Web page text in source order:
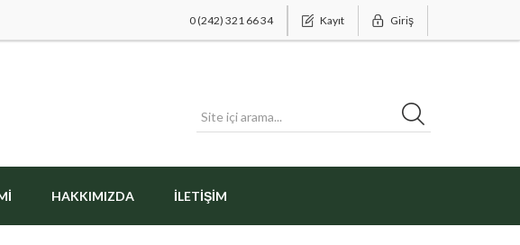
0 (242) 321 66 34 Kayıt Giriş
HAKKIMIZDA İLETIŞIM